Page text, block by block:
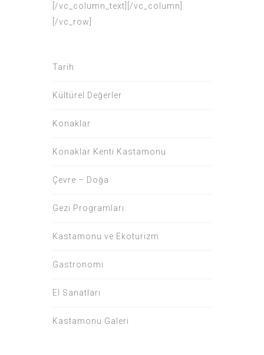
[/vc_column_text][/vc_column]
[/vc_row]
Tarih
Kültürel Değerler
Konaklar
Konaklar Kenti Kastamonu
Çevre – Doğa
Gezi Programları
Kastamonu ve Ekoturizm
Gastronomi
El Sanatları
Kastamonu Galeri